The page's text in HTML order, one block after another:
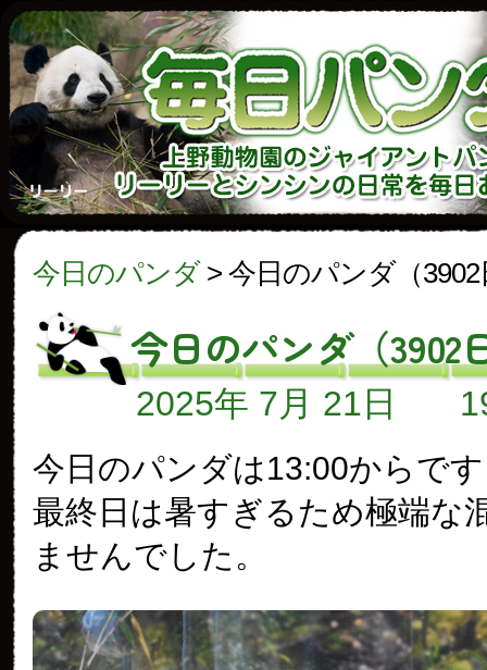
今日のパンダ> 今日のパンダ（3902
今日のパンダ（3902
2025年 7月 21日
今日のパンダは13:00からで
最終日は暑すぎるため極端な
ませんでした。